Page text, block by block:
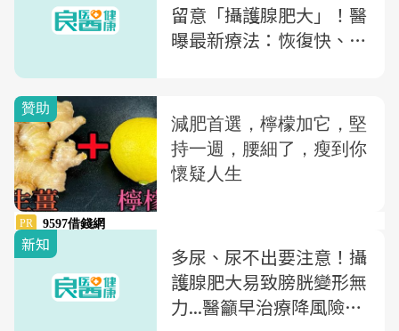
留意「攝護腺肥大」！醫
曝最新療法：恢復快、性
新知
多尿、尿不出要注意！攝
護腺肥大易致膀胱變形無
力...醫籲早治療降風險，